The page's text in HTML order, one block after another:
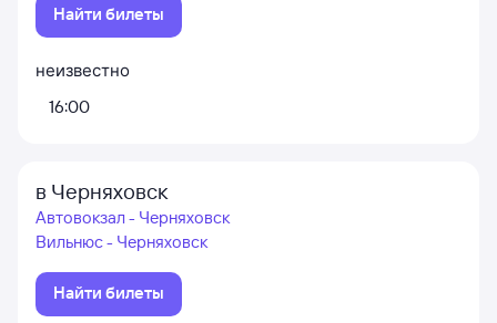
Найти билеты
неизвестно
16:00
в Черняховск
Автовокзал - Черняховск
Вильнюс - Черняховск
Найти билеты